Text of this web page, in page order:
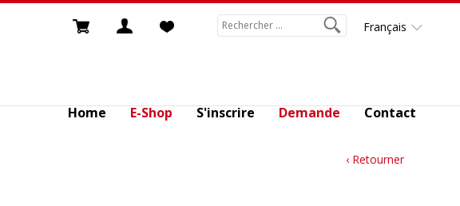
Français
Home E-Shop S'inscrire Demande Contact
‹ Retourner